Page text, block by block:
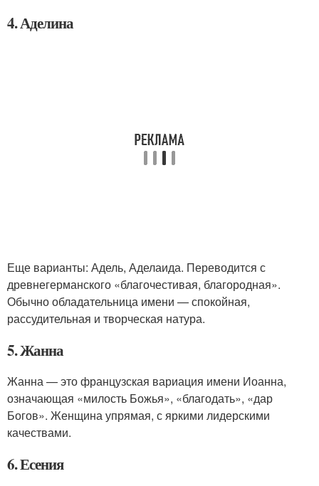
4. Аделина
Еще варианты: Адель, Аделаида. Переводится с
древнегерманского «благочестивая, благородная».
Обычно обладательница имени — спокойная,
рассудительная и творческая натура.
5. Жанна
Жанна — это французская вариация имени Иоанна,
означающая «милость Божья», «благодать», «дар
Богов». Женщина упрямая, с яркими лидерскими
качествами.
6. Есения